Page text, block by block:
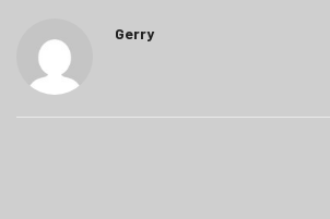
Gerry